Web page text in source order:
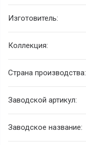
Изготовитель:
Коллекция:
Страна производства:
Заводской артикул:
Заводское название: